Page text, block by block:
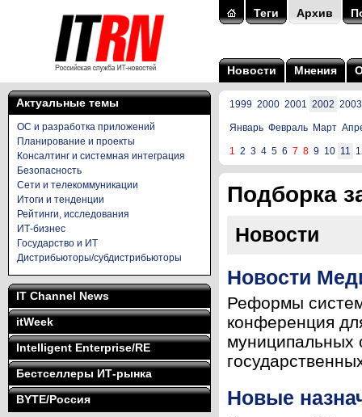
Теги Архив
Новости Мнения
Актуальные темы
ОС и разработка приложений
Планирование и проекты
Консалтинг и системная интеграция
Безопасность
Сети и телекоммуникации
Итоги и тенденции
Рейтинги, исследования
ИТ-бизнес
Государство и ИТ
Дистрибьюторы/субдистрибьюторы
IT Channel News
itWeek
Intelligent Enterprise/RE
Бестселлеры ИТ-рынка
BYTE/Россия
1999 2000 2001 2002 2003
Январь Февраль Март
1 2 3 4 5 6 7 8 9 10 11
Подборка
Новости
Новости
Реформы
конференция
муниципальных
Новые